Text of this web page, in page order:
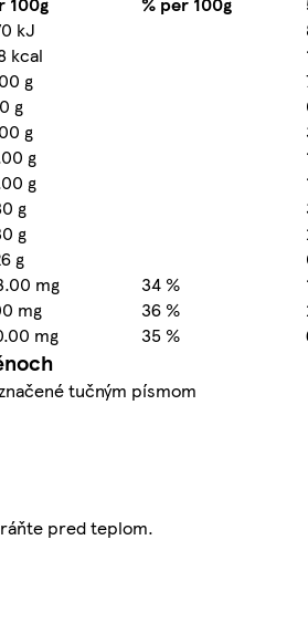
kJ
kcal
g
g
g
g
g
g
g
g
mg 34 %
mg 36 %
mg 35 %
tučným písmom
pred teplom.